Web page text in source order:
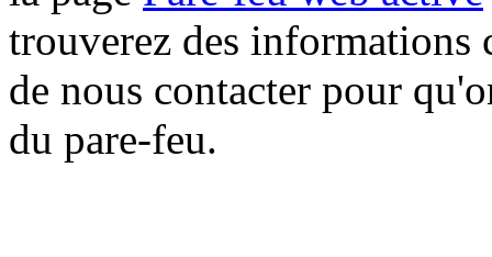
trouverez des informations
de nous contacter pour
du pare-feu.